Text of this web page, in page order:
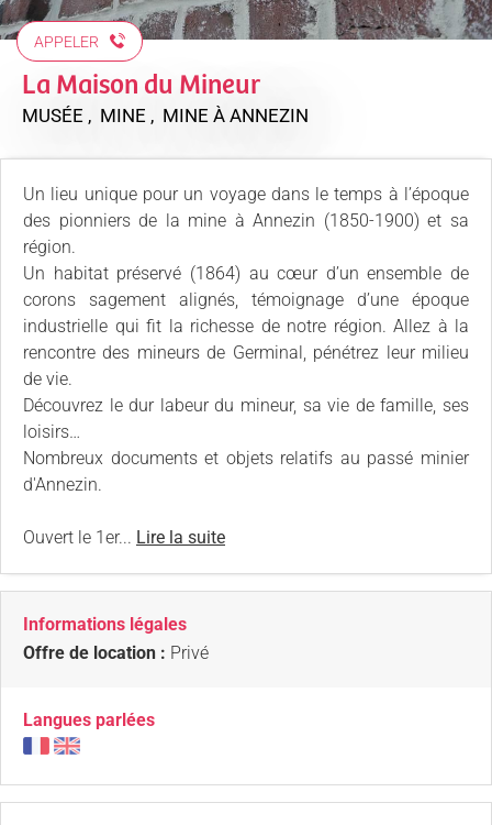
APPELER
La Maison du Mineur
MUSÉE , MINE , MINE À ANNEZIN
Un lieu unique pour un voyage dans le temps à l’époque
des pionniers de la mine à Annezin (1850-1900) et sa
région.
Un habitat préservé (1864) au cœur d’un ensemble de
corons sagement alignés, témoignage d’une époque
industrielle qui fit la richesse de notre région. Allez à la
rencontre des mineurs de Germinal, pénétrez leur milieu
de vie.
Découvrez le dur labeur du mineur, sa vie de famille, ses
loisirs…
Nombreux documents et objets relatifs au passé minier
d'Annezin.
Ouvert le 1er... Lire la suite
Informations légales
Offre de location : Privé
Langues parlées